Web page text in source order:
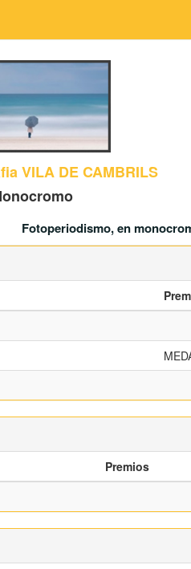
VILA DE CAMBRILS
Fotoperiodismo, en
Premios